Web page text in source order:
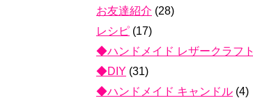
お友達紹介 (28)
レシピ (17)
◆ハンドメイド レザークラフト
◆DIY (31)
◆ハンドメイド キャンドル (4)